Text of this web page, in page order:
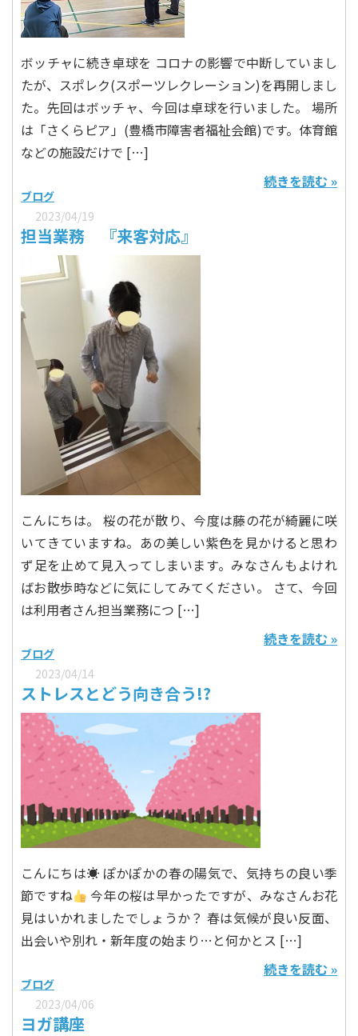
ボッチャに続き卓球を コロナの影響で中断していまし
たが、スポレク(スポーツレクレーション)を再開しまし
た。先回はボッチャ、今回は卓球を行いました。 場所
は「さくらピア」(豊橋市障害者福祉会館)です。体育館
などの施設だけで […]
続きを読む »
ブログ
2023/04/19
担当業務 『来客対応』
こんにちは。 桜の花が散り、今度は藤の花が綺麗に咲
いてきていますね。あの美しい紫色を見かけると思わ
ず足を止めて見入ってしまいます。みなさんもよけれ
ばお散歩時などに気にしてみてください。 さて、今回
は利用者さん担当業務につ […]
続きを読む »
ブログ
2023/04/14
ストレスとどう向き合う!?
こんにちは☀ ぽかぽかの春の陽気で、気持ちの良い季
節ですね
今年の桜は早かったですが、みなさんお花
見はいかれましたでしょうか？ 春は気候が良い反面、
出会いや別れ・新年度の始まり…と何かとス […]
続きを読む »
ブログ
2023/04/06
ヨガ講座